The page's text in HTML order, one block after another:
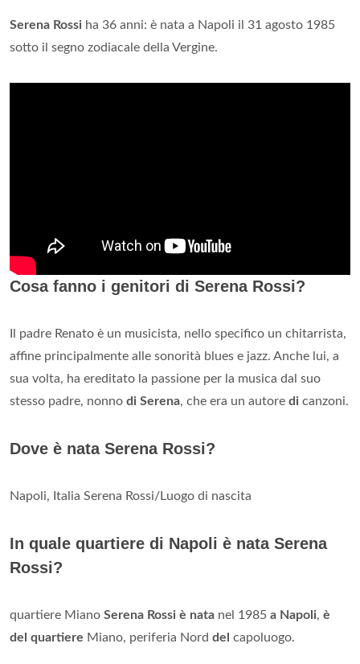
Serena Rossi ha 36 anni: è nata a Napoli il 31 agosto 1985
sotto il segno zodiacale della Vergine.
Cosa fanno i genitori di Serena Rossi?
Il padre Renato è un musicista, nello specifico un chitarrista,
affine principalmente alle sonorità blues e jazz. Anche lui, a
sua volta, ha ereditato la passione per la musica dal suo
stesso padre, nonno di Serena, che era un autore di canzoni.
Dove è nata Serena Rossi?
Napoli, Italia Serena Rossi/Luogo di nascita
In quale quartiere di Napoli è nata Serena
Rossi?
quartiere Miano Serena Rossi è nata nel 1985 a Napoli, è
del quartiere Miano, periferia Nord del capoluogo.